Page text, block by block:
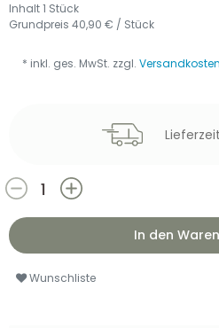
Inhalt1 Stück
Grundpreis 40,90 € / Stück
In den
Wunschliste
* inkl. ges. MwSt. zzgl. Versandkosten